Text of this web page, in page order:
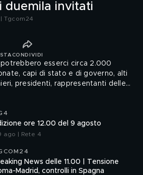
duemila invitati
Tgcom24
CONDIVIDI
esserci circa 2.000
capi di stato e di governo, alti
presidenti, rappresentanti delle
ore 12.00 del 9 agosto
ago | Rete 4
News delle 11.00 | Tensione
Madrid, controlli in Spagna